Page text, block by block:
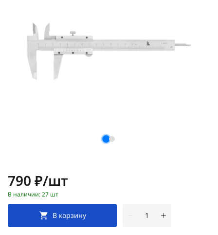
Цена:
790 ₽/шт
В наличии: 27 шт
В корзину